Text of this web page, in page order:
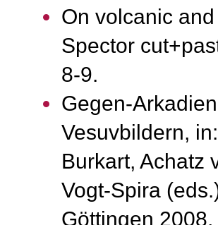
On volcanic
Spector
8-9.
Gegen-
Vesuvbildern,
Burkart, Achatz
Vogt-Spira
Göttingen